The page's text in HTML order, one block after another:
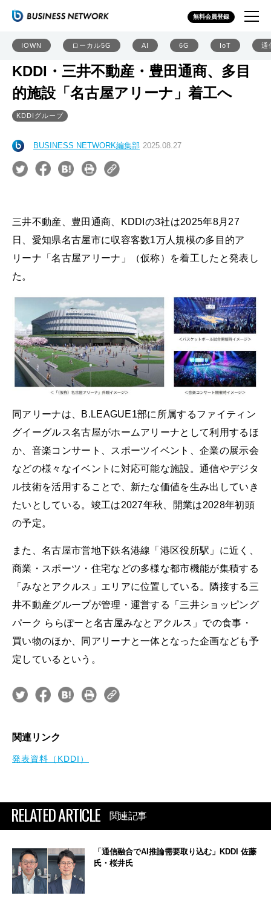
無料会員登録
IOWN ローカル5G AI 6G IoT 通
KDDI・三井不動産・豊田通商、多目
的施設「名古屋アリーナ」着工へ
KDDIグループ
BUSINESS NETWORK編集部 2025.08.27
三井不動産、豊田通商、KDDIの3社は2025年8月27
日、愛知県名古屋市に収容客数1万人規模の多目的ア
リーナ「名古屋アリーナ」（仮称）を着工したと発表し
た。
同アリーナは、B.LEAGUE1部に所属するファイティン
グイーグルス名古屋がホームアリーナとして利用するほ
か、音楽コンサート、スポーツイベント、企業の展示会
などの様々なイベントに対応可能な施設。通信やデジタ
ル技術を活用することで、新たな価値を生み出していき
たいとしている。竣工は2027年秋、開業は2028年初頭
の予定。
また、名古屋市営地下鉄名港線「港区役所駅」に近く、
商業・スポーツ・住宅などの多様な都市機能が集積する
「みなとアクルス」エリアに位置している。隣接する三
井不動産グループが管理・運営する「三井ショッピング
パーク ららぽーと名古屋みなとアクルス」での食事・
買い物のほか、同アリーナと一体となった企画なども予
定しているという。
関連リンク
発表資料（KDDI）
RELATED ARTICLE 関連記事
「通信融合でAI推論需要取り込む」KDDI 佐藤
氏・桜井氏